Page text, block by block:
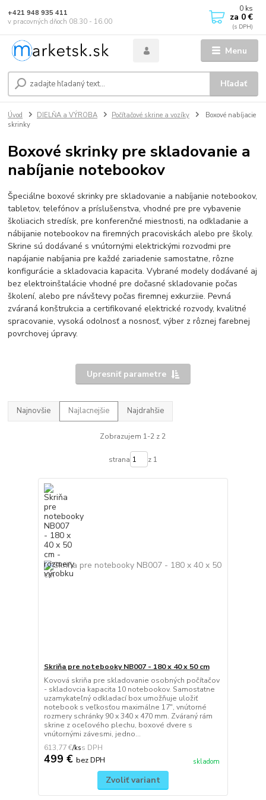
Menu
Hľadať
+421 948 935 411
v pracovných dňoch 08.30 - 16.00
0 ks
za 0 €
Úvod DIELŇA a VÝROBA Počítačové skrine a vozíky
Boxové nabíjacie
skrinky
Boxové skrinky pre skladovanie a
nabíjanie notebookov
Špeciálne boxové skrinky pre skladovanie a nabíjanie notebookov,
tabletov, telefónov a príslušenstva, vhodné pre pre vybavenie
školiacich stredísk, pre konferenčné miestnosti, na odkladanie a
nábijanie notebookov na firemných pracoviskách alebo pre školy.
Skrine sú dodávané s vnútornými elektrickými rozvodmi pre
napájanie nabíjania pre každé zariadenie samostatne, rôzne
konfigurácie a skladovacia kapacita. Vybrané modely dodávané aj
bez elektroinštalácie vhodné pre dočasné skladovanie počas
školení, alebo pre návštevy počas firemnej exkurziie. Pevná
zváraná konštrukcia a certifikované elektrické rozvody, kvalitné
spracovanie, vysoká odolnosť a nosnosť, výber z rôznej farebnej
povrchovej úpravy.
Upresniť parametre
Najnovšie Najlacnejšie Najdrahšie
Zobrazujem 1-2 z 2
strana z 1
Skriňa pre notebooky NB007 - 180 x 40 x 50 cm
Kovová skriňa pre skladovanie osobných počítačov
- skladovcia kapacita 10 notebookov. Samostatne
uzamykateľný odkladací box umožňuje uložiť
notebook s veľkosťou maximálne 17", vnútorné
rozmery schránky 90 x 340 x 470 mm. Zváraný rám
skrine z oceľového plechu, boxové dvere s
vnútornými závesmi, jedno...
613,77 €/ks
499 € bez DPH skladom
Zvoliť variant